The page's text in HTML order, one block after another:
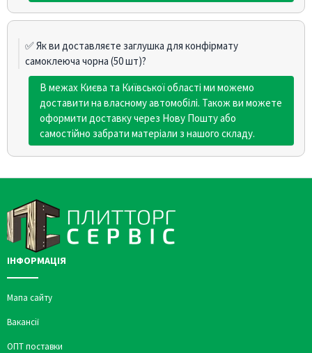
✅ Як ви доставляєте заглушка для конфірмату
самоклеюча чорна (50 шт)?
В межах Києва та Київської області ми можемо
доставити на власному автомобілі. Також ви можете
оформити доставку через Нову Пошту або
самостійно забрати матеріали з нашого складу.
ІНФОРМАЦІЯ
Мапа сайту
Вакансії
ОПТ поставки